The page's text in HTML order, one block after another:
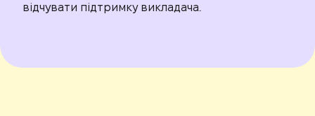
відчувати підтримку викладача.